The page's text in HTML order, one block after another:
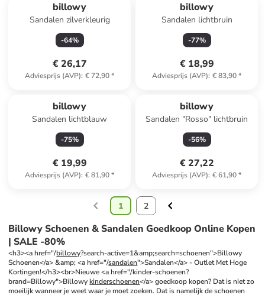
billowy
Sandalen zilverkleurig
-64%
€ 26,17
Adviesprijs (AVP): € 72,90*
billowy
Sandalen lichtbruin
-77%
€ 18,99
Adviesprijs (AVP): € 83,90*
billowy
Sandalen lichtblauw
-75%
€ 19,99
Adviesprijs (AVP): € 81,90*
billowy
Sandalen "Rosso" lichtbruin
-56%
€ 27,22
Adviesprijs (AVP): € 61,90*
1 2
Billowy Schoenen & Sandalen Goedkoop Online Kopen
| SALE -80%
<h3><a href="/billowy?search-active=1&amp;search=schoenen">Billowy
Schoenen</a> &amp; <a href="/sandalen">Sandalen</a> - Outlet Met Hoge
Kortingen!</h3><br>Nieuwe <a href="/kinder-schoenen?
brand=Billowy">Billowy kinderschoenen</a> goedkoop kopen? Dat is niet zo